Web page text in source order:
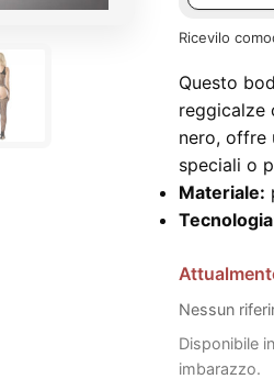
Ricevilo
Questo
reggicalze
nero, offre
speciali o
Materiale:
Nessun
Disponibile
imbarazzo.